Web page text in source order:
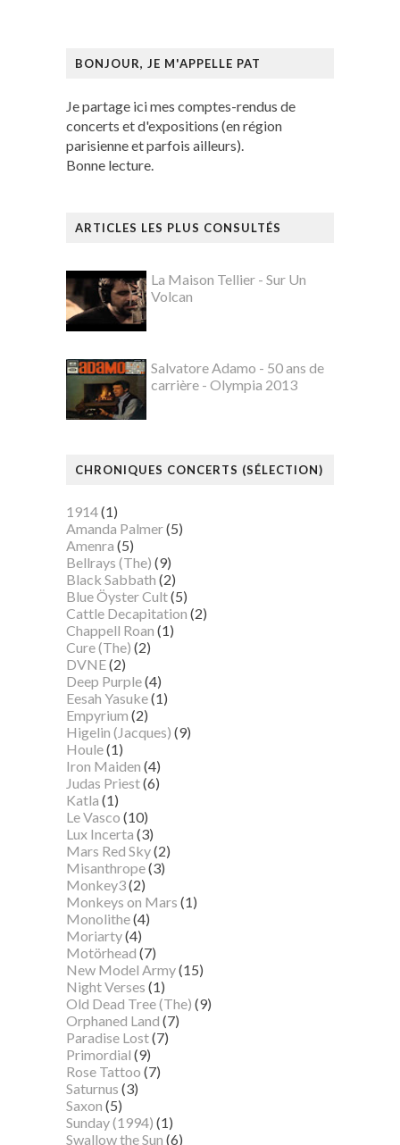
BONJOUR, JE M'APPELLE PAT
Je partage ici mes comptes-rendus de
concerts et d'expositions (en région
parisienne et parfois ailleurs).
Bonne lecture.
ARTICLES LES PLUS CONSULTÉS
La Maison Tellier - Sur Un
Volcan
Salvatore Adamo - 50 ans de
carrière - Olympia 2013
CHRONIQUES CONCERTS (SÉLECTION)
1914(1)
Amanda Palmer(5)
Amenra (5)
Bellrays (The) (9)
Black Sabbath (2)
Blue Öyster Cult(5)
Cattle Decapitation (2)
Chappell Roan (1)
Cure (The) (2)
DVNE(2)
Deep Purple(4)
Eesah Yasuke(1)
Empyrium (2)
Higelin (Jacques) (9)
Houle(1)
Iron Maiden (4)
Judas Priest(6)
Katla (1)
Le Vasco (10)
Lux Incerta (3)
Mars Red Sky(2)
Misanthrope(3)
Monkey3(2)
Monkeys on Mars (1)
Monolithe(4)
Moriarty(4)
Motörhead (7)
New Model Army(15)
Night Verses (1)
Old Dead Tree (The) (9)
Orphaned Land (7)
Paradise Lost(7)
Primordial (9)
Rose Tattoo (7)
Saturnus (3)
Saxon (5)
Sunday (1994) (1)
Swallow the Sun (6)